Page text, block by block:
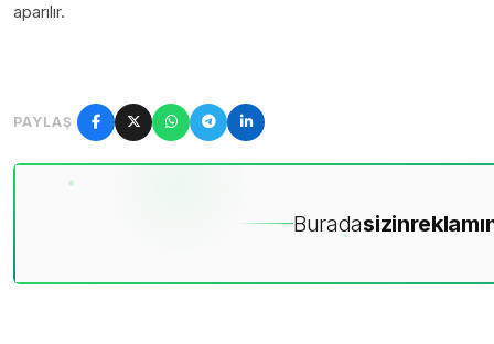
aparılır.
PAYLAŞ
Buradasizin